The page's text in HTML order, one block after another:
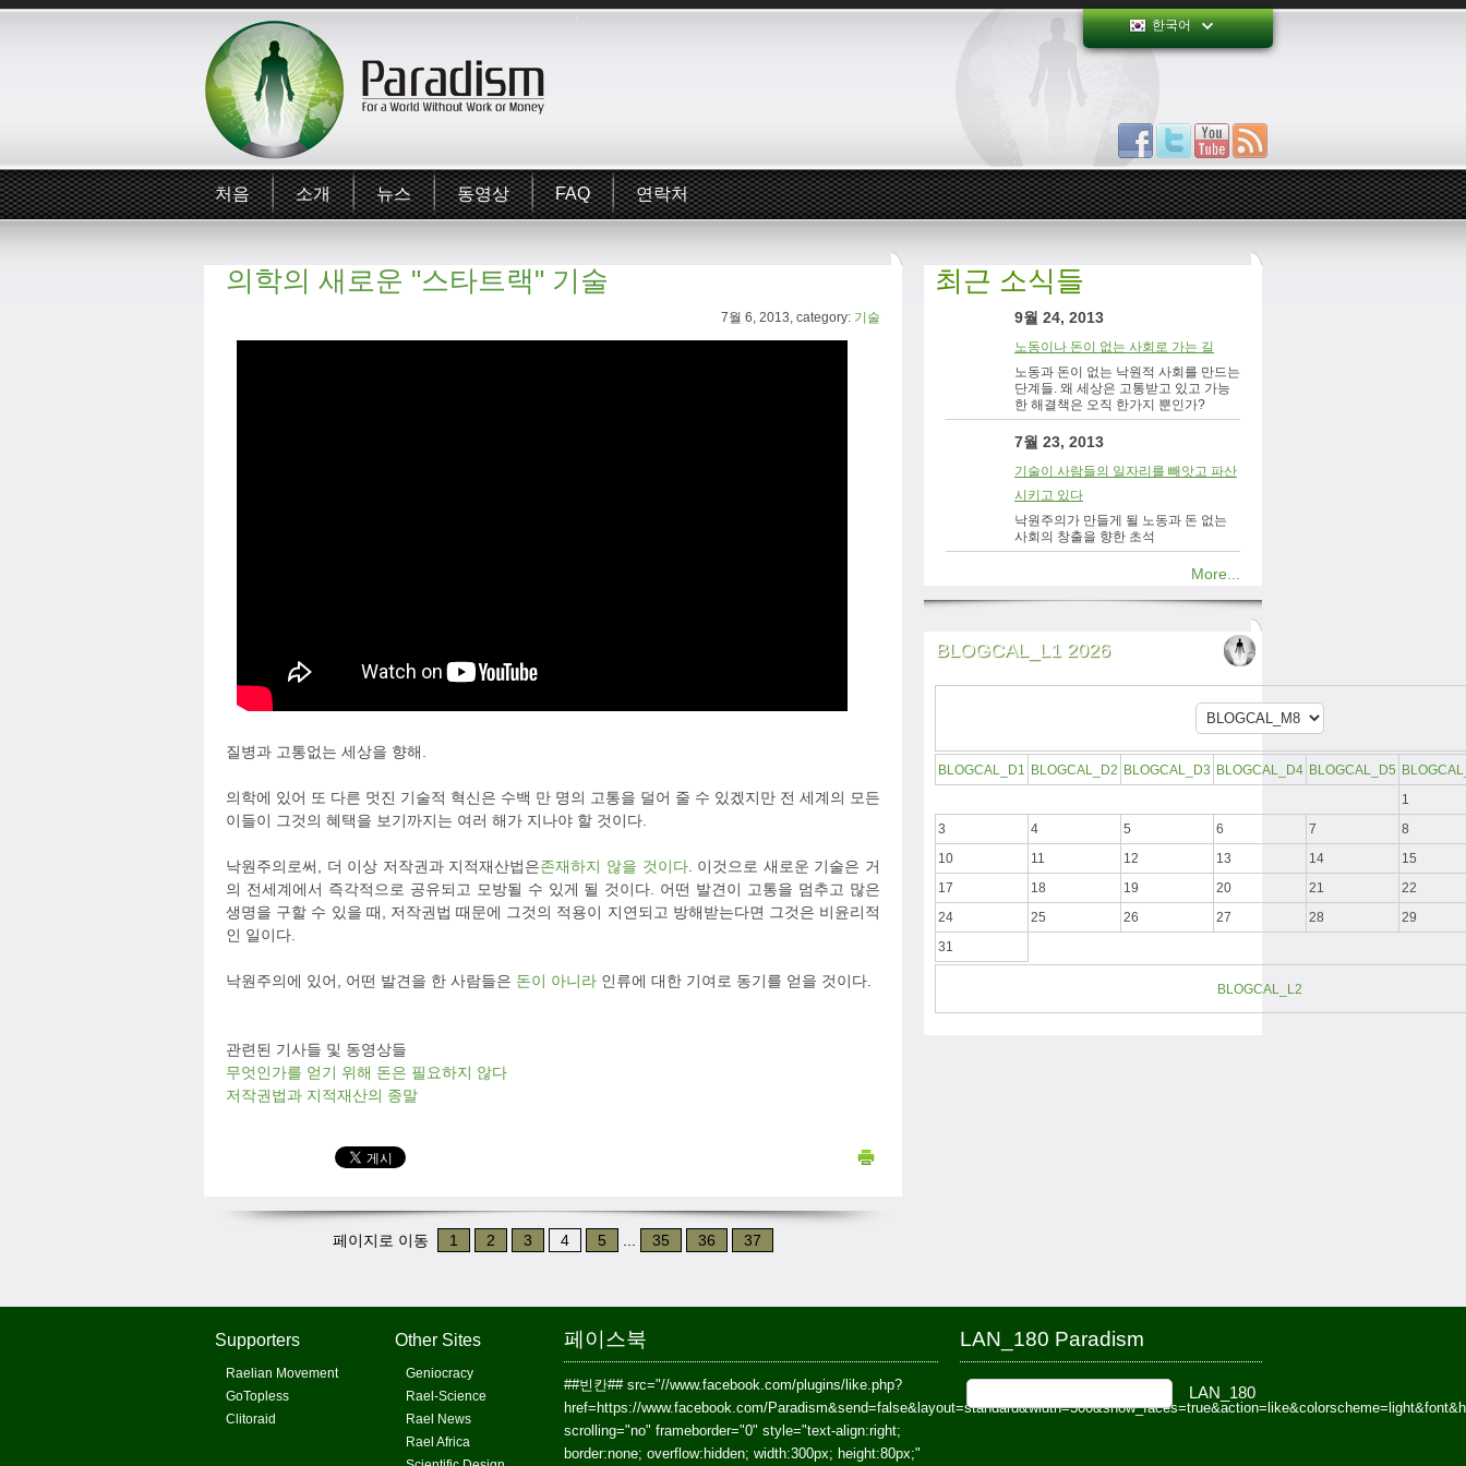
한국어
처음 소개 뉴스 동영상 FAQ 연락처
의학의 새로운 "스타트랙" 기술
7월 6, 2013, category: 기술
질병과 고통없는 세상을 향해.
의학에 있어 또 다른 멋진 기술적 혁신은 수백 만 명의 고통을 덜어 줄 수 있겠지만 전 세계의 모든
이들이 그것의 혜택을 보기까지는 여러 해가 지나야 할 것이다.
낙원주의로써, 더 이상 저작권과 지적재산법은존재하지 않을 것이다. 이것으로 새로운 기술은 거
의 전세계에서 즉각적으로 공유되고 모방될 수 있게 될 것이다. 어떤 발견이 고통을 멈추고 많은
생명을 구할 수 있을 때, 저작권법 때문에 그것의 적용이 지연되고 방해받는다면 그것은 비윤리적
인 일이다.
낙원주의에 있어, 어떤 발견을 한 사람들은 돈이 아니라 인류에 대한 기여로 동기를 얻을 것이다.
관련된 기사들 및 동영상들
무엇인가를 얻기 위해 돈은 필요하지 않다
저작권법과 지적재산의 종말
페이지로 이동 1 2 3 4 5 35 36 37
최근 소식들
9월 24, 2013
노동이나 돈이 없는 사회로 가는 길
노동과 돈이 없는 낙원적 사회를 만드는
단계들. 왜 세상은 고통받고 있고 가능
한 해결책은 오직 한가지 뿐인가?
7월 23, 2013
기술이 사람들의 일자리를 빼앗고 파산
시키고 있다
낙원주의가 만들게 될 노동과 돈 없는
사회의 창출을 향한 초석
More...
BLOGCAL_L1 2026
BLOGCAL_D1 BLOGCAL_D2 BLOGCAL_D3 BLOGCAL_D4 BLOGCAL_D5
1
3
4 5 6 7
8
10
11 12 13 14
15
17
18 19 20 21
22
24
25 26 27 28
29
31
BLOGCAL_L2
Supporters
Raelian Movement
GoTopless
Clitoraid
Other Sites
Geniocracy
Rael-Science
Rael News
Rael Africa
페이스북
##빈칸##src="//www.facebook.com/plugins/like.php?
href=https://www.facebook.com/
scrolling="no" frameborder="0" style="text-align:right;
border:none; overflow:hidden; width:300px; height:80px;"
LAN_180 Paradism